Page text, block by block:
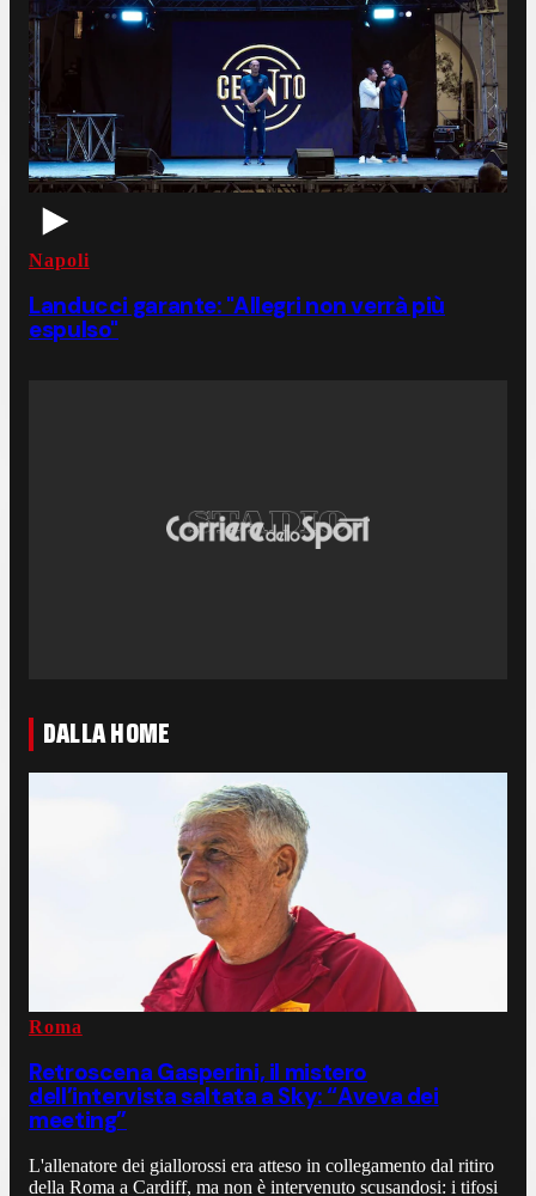
Napoli
Landucci garante: "Allegri non verrà più
espulso"
DALLA HOME
Roma
Retroscena Gasperini, il mistero
dell’intervista saltata a Sky: “Aveva dei
meeting”
L'allenatore dei giallorossi era atteso in collegamento dal ritiro
della Roma a Cardiff, ma non è intervenuto scusandosi: i tifosi